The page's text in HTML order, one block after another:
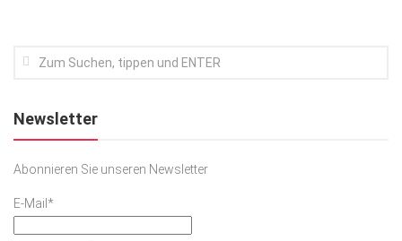
SACHSEN IN PARIS
Newsletter
Abonnieren Sie unseren Newsletter
E-Mail*